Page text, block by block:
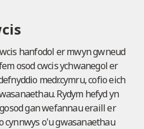
hanfodol er mwyn gwneud
osod cwcis ychwanegol er
medr.cymru, cofio eich
Rydym hefyd yn
gan wefannau eraill er
cynnwys o'u gwasanaethau